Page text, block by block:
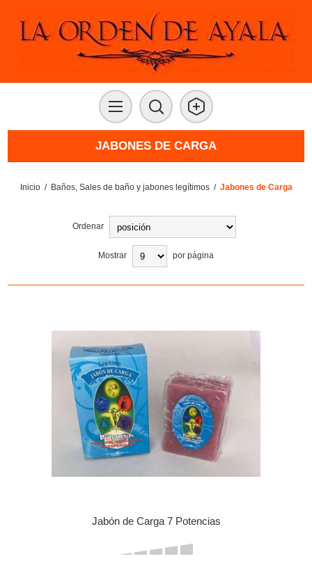
JABONES DE CARGA
Inicio / Baños, Sales de baño y jabones legítimos / Jabones de Carga
Ordenar
Mostrar por página
Jabón de Carga 7 Potencias